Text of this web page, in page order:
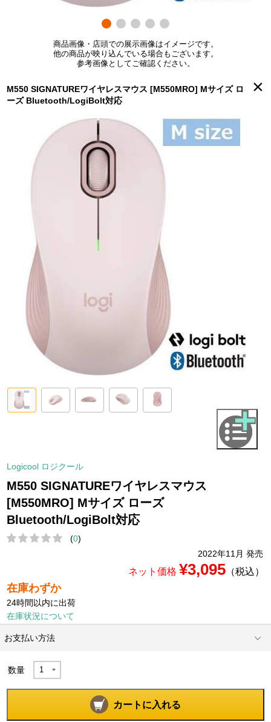
商品画像・店頭での展示画像はイメージです。
他の商品が映り込んでいる場合もございます。
参考画像としてご確認ください。
×
M550 SIGNATUREワイヤレスマウス [M550MRO] Mサイズ ロ
ーズ Bluetooth/LogiBolt対応
Logicool ロジクール
M550 SIGNATUREワイヤレスマウス
[M550MRO] Mサイズ ローズ
Bluetooth/LogiBolt対応
(0)
2022年11月 発売
ネット価格 ¥3,095（税込）
在庫わずか
24時間以内に出荷
在庫状況について
お支払い方法
数量
カートに入れる